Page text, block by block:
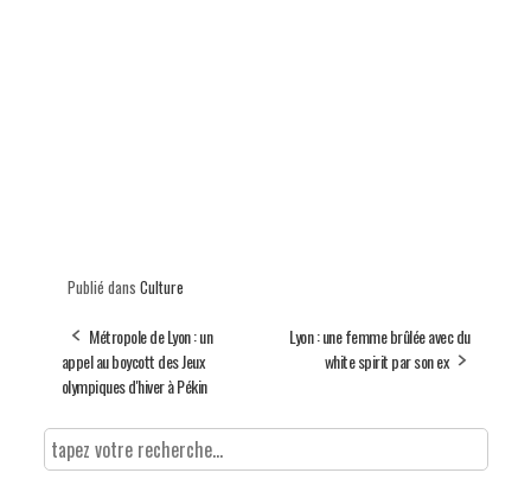
Publié dans Culture
Métropole de Lyon : un
appel au boycott des Jeux
olympiques d'hiver à Pékin
Lyon : une femme brûlée avec du
white spirit par son ex